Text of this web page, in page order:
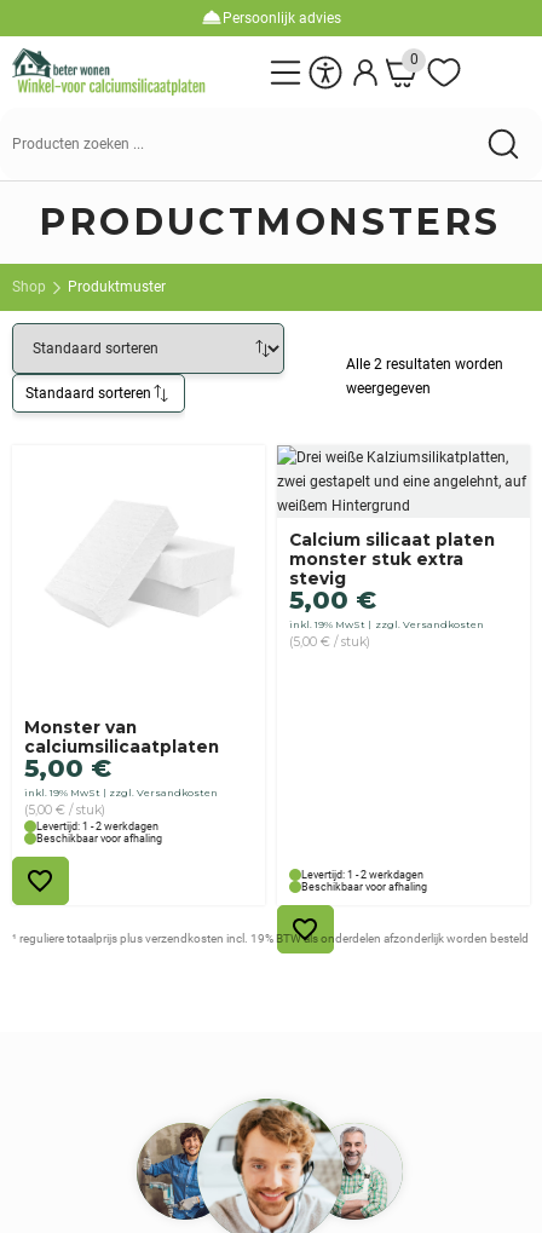
Persoonlijk advies
0
Suchen
PRODUCTMONSTERS
Shop Produktmuster
Standaard sorteren
Alle 2 resultaten worden
weergegeven
Monster van
calciumsilicaatplaten
5,00 €
inkl. 19% MwSt zzgl. Versandkosten
(5,00 € / stuk)
Levertijd: 1 - 2 werkdagen
Beschikbaar voor afhaling
Calcium silicaat platen
monster stuk extra
stevig
5,00 €
inkl. 19% MwSt zzgl. Versandkosten
(5,00 € / stuk)
Levertijd: 1 - 2 werkdagen
Beschikbaar voor afhaling
¹ reguliere totaalprijs plus verzendkosten incl. 19% BTW als onderdelen afzonderlijk worden besteld